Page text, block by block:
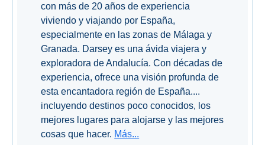
con más de 20 años de experiencia
viviendo y viajando por España,
especialmente en las zonas de Málaga y
Granada. Darsey es una ávida viajera y
exploradora de Andalucía. Con décadas de
experiencia, ofrece una visión profunda de
esta encantadora región de España....
incluyendo destinos poco conocidos, los
mejores lugares para alojarse y las mejores
cosas que hacer. Más...